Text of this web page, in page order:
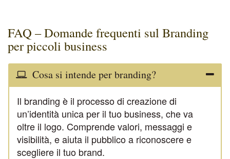
FAQ – Domande frequenti sul Branding
per piccoli business
Cosa si intende per branding?
Il branding è il processo di creazione di
un’identità unica per il tuo business, che va
oltre il logo. Comprende valori, messaggi e
visibilità, e aiuta il pubblico a riconoscere e
scegliere il tuo brand.